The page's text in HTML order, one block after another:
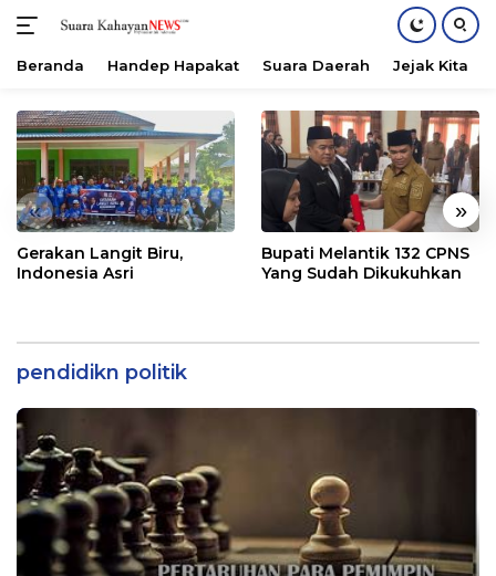
konten
Beranda Handep Hapakat Suara Daerah Jejak Kita
« »
Gerakan Langit Biru,
Indonesia Asri
Bupati Melantik 132 CPNS
Yang Sudah Dikukuhkan
pendidikn politik